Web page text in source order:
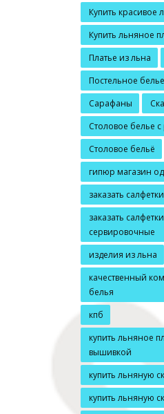
Купить красивое
Купить льняное
Платье из льна
Постельное белье
Сарафаны
Столовое белье
Столовое бельё
гипюр магазин
заказать
заказать
сервировочные
изделия из льна
качественный
белья
кпб
купить льняное
вышивкой
купить льняную
купить льняную